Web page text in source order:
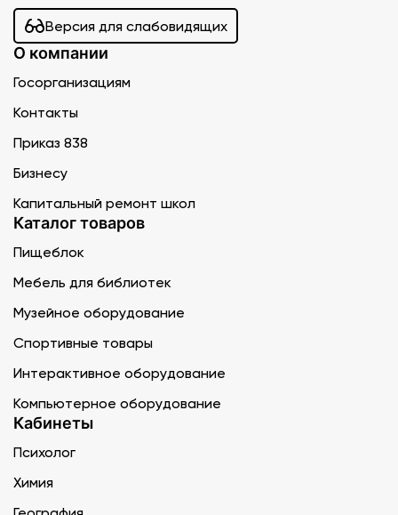
Версия для слабовидящих
О компании
Госорганизациям
Контакты
Приказ 838
Бизнесу
Капитальный ремонт школ
Каталог товаров
Пищеблок
Мебель для библиотек
Музейное оборудование
Спортивные товары
Интерактивное оборудование
Компьютерное оборудование
Кабинеты
Психолог
Химия